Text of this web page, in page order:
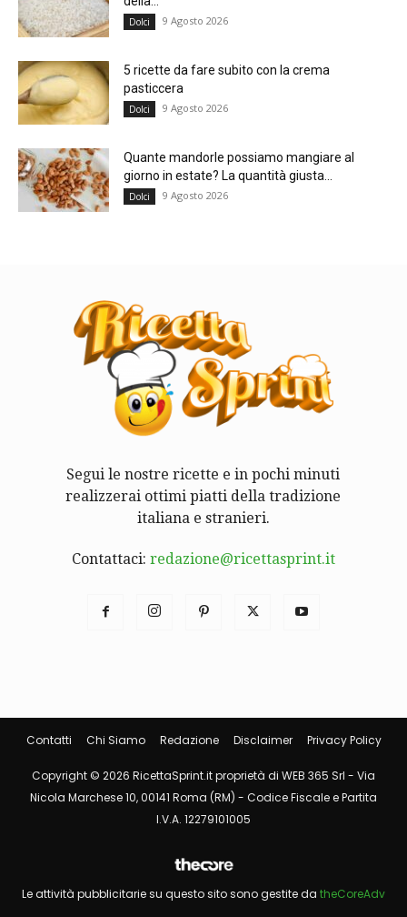
Dolci 9 Agosto 2026
5 ricette da fare subito con la crema
pasticcera
Dolci 9 Agosto 2026
Quante mandorle possiamo mangiare al
giorno in estate? La quantità giusta...
Dolci 9 Agosto 2026
Segui le nostre ricette e in pochi minuti
realizzerai ottimi piatti della tradizione
italiana e stranieri.
Contattaci: redazione@ricettasprint.it
Contatti Chi Siamo Redazione Disclaimer Privacy Policy
Copyright © 2026 RicettaSprint.it proprietà di WEB 365 Srl - Via
Nicola Marchese 10, 00141 Roma (RM) - Codice Fiscale e Partita
I.V.A. 12279101005
Le attività pubblicitarie su questo sito sono gestite da theCoreAdv